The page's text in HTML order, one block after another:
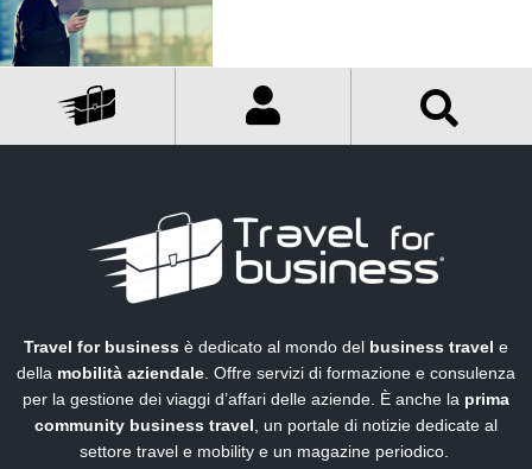
Travel for business è dedicato al mondo del business travel e
della mobilità aziendale . Offre servizi di formazione e consulenza
per la gestione dei viaggi d’affari delle aziende. È anche la prima
community business travel , un portale di notizie dedicate al
settore travel e mobility e un magazine periodico.